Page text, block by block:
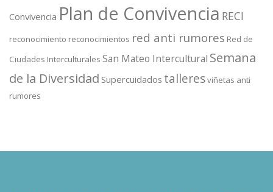
Convivencia Plan de Convivencia RECI
reconocimiento reconocimientos red anti rumores Red de
Ciudades Interculturales San Mateo Intercultural Semana
de la Diversidad Supercuidados talleresviñetas anti
rumores